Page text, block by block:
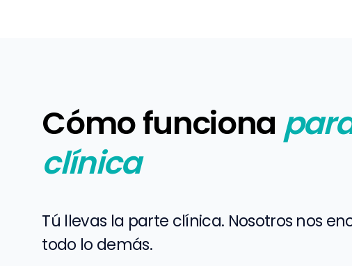
Cómo funciona
clínica
Tú llevas la parte clínica. Nosotros nos
todo lo demás.